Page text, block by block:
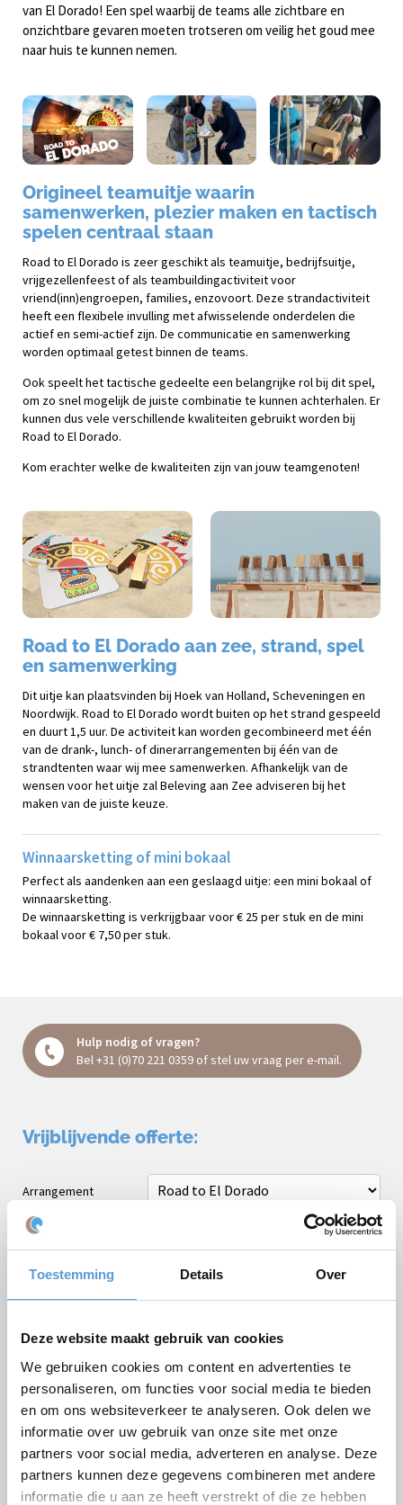
Toestemming Details Over
Deze website maakt gebruik van cookies
We gebruiken cookies om content en advertenties te
personaliseren, om functies voor social media te bieden
en om ons websiteverkeer te analyseren. Ook delen we
informatie over uw gebruik van onze site met onze
partners voor social media, adverteren en analyse. Deze
partners kunnen deze gegevens combineren met andere
informatie die u aan ze heeft verstrekt of die ze hebben
van El Dorado! Een spel waarbij de teams alle zichtbare en
onzichtbare gevaren moeten trotseren om veilig het goud mee
naar huis te kunnen nemen.
Origineel teamuitje waarin
samenwerken, plezier maken en tactisch
spelen centraal staan
Road to El Dorado is zeer geschikt als teamuitje, bedrijfsuitje,
vrijgezellenfeest of als teambuildingactiviteit voor
vriend(inn)engroepen, families, enzovoort. Deze strandactiviteit
heeft een flexibele invulling met afwisselende onderdelen die
actief en semi-actief zijn. De communicatie en samenwerking
worden optimaal getest binnen de teams.
Ook speelt het tactische gedeelte een belangrijke rol bij dit spel,
om zo snel mogelijk de juiste combinatie te kunnen achterhalen. Er
kunnen dus vele verschillende kwaliteiten gebruikt worden bij
Road to El Dorado.
Kom erachter welke de kwaliteiten zijn van jouw teamgenoten!
Road to El Dorado aan zee, strand, spel
en samenwerking
Dit uitje kan plaatsvinden bij Hoek van Holland, Scheveningen en
Noordwijk. Road to El Dorado wordt buiten op het strand gespeeld
en duurt 1,5 uur. De activiteit kan worden gecombineerd met één
van de drank-, lunch- of dinerarrangementen bij één van de
strandtenten waar wij mee samenwerken. Afhankelijk van de
wensen voor het uitje zal Beleving aan Zee adviseren bij het
maken van de juiste keuze.
Winnaarsketting of mini bokaal
Perfect als aandenken aan een geslaagd uitje: een mini bokaal of
winnaarsketting.
De winnaarsketting is verkrijgbaar voor € 25 per stuk en de mini
bokaal voor € 7,50 per stuk.
Hulp nodig of vragen?
Bel+31 (0)70 221 0359 of stel uw vraag per e-mail.
Vrijblijvende offerte:
Arrangement
Bedrijf / Groepsnaam
E-mail *
Telefoon
Aantal personen
Geplande datum
Gewenste starttijd